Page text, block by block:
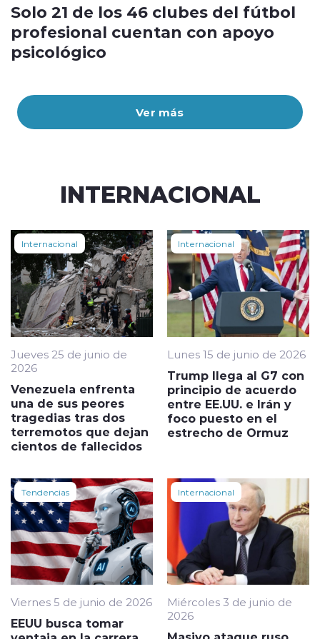
Ver más
Solo 21 de los 46 clubes del fútbol
profesional cuentan con apoyo
psicológico
INTERNACIONAL
Internacional
Jueves 25 de junio de
2026
Venezuela enfrenta
una de sus peores
tragedias tras dos
terremotos que dejan
cientos de fallecidos
Internacional
Lunes 15 de junio de 2026
Trump llega al G7 con
principio de acuerdo
entre EE.UU. e Irán y
foco puesto en el
estrecho de Ormuz
Tendencias
Viernes 5 de junio de 2026
EEUU busca tomar
Internacional
Miércoles 3 de junio de
2026